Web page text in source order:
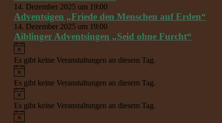
14. Dezember 2025 um 19:00
Adventsigen „Friede den Menschen auf Erden“
14. Dezember 2025 um 19:00
Aiblinger Adventsingen „Seid ohne Furcht“
Hinweis
Es gibt keine Veranstaltungen an diesem Tag.
Hinweis
Es gibt keine Veranstaltungen an diesem Tag.
Hinweis
Es gibt keine Veranstaltungen an diesem Tag.
Hinweis